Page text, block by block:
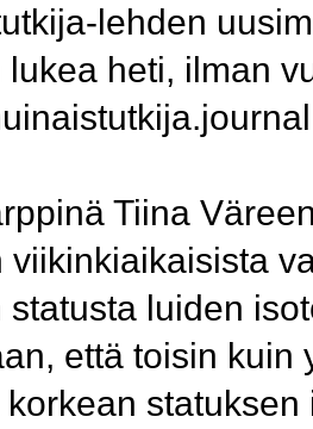
lehden
lukea heti, ilman
Tiina
viikinkiaikaisista
statusta luiden
että toisin kuin